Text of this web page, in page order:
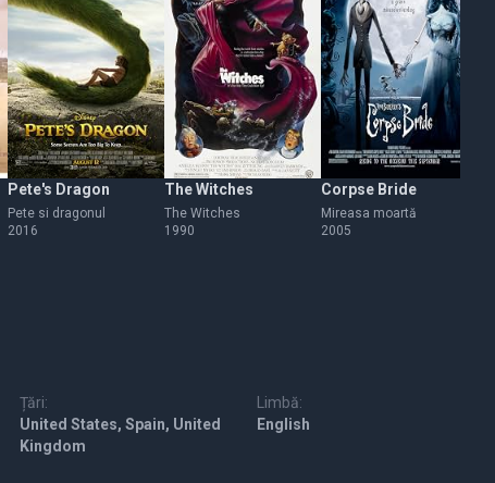
Pete's Dragon
Pete si dragonul
2016
The Witches
The Witches
1990
Corpse Bride
Mireasa moartă
2005
Țări:
United States, Spain, United
Kingdom
Limbă:
English